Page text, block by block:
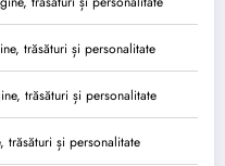
trăsături și personalitate
trăsături și personalitate
trăsături și personalitate